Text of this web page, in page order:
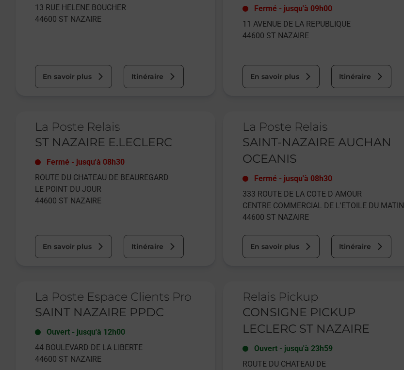
13 RUE HELENE BOUCHER
44600 ST NAZAIRE
En savoir plus Itinéraire
Fermé - jusqu'à 09h00
11 AVENUE DE LA REPUBLIQUE
44600 ST NAZAIRE
En savoir plus Itinéraire
La Poste Relais
ST NAZAIRE E.LECLERC
Fermé - jusqu'à 08h30
ROUTE DU CHATEAU DE BEAUREGARD
LE POINT DU JOUR
44600 ST NAZAIRE
En savoir plus Itinéraire
La Poste Relais
SAINT-NAZAIRE AUCHAN
OCEANIS
Fermé - jusqu'à 08h30
333 ROUTE DE LA COTE D AMOUR
CENTRE COMMERCIAL DE L'ETOILE DU MATIN
44600 ST NAZAIRE
En savoir plus Itinéraire
La Poste Espace Clients Pro
SAINT NAZAIRE PPDC
Ouvert - jusqu'à 12h00
44 BOULEVARD DE LA LIBERTE
44600 ST NAZAIRE
Relais Pickup
CONSIGNE PICKUP
LECLERC ST NAZAIRE
Ouvert- jusqu'à 23h59
ROUTE DU CHATEAU DE